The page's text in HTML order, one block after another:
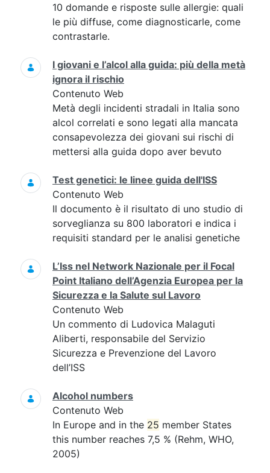
10 domande e risposte sulle allergie: quali
le più diffuse, come diagnosticarle, come
contrastarle.
I giovani e l’alcol alla guida: più della metà
ignora il rischio
Contenuto Web
Metà degli incidenti stradali in Italia sono
alcol correlati e sono legati alla mancata
consapevolezza dei giovani sui rischi di
mettersi alla guida dopo aver bevuto
Test genetici: le linee guida dell'ISS
Contenuto Web
Il documento è il risultato di uno studio di
sorveglianza su 800 laboratori e indica i
requisiti standard per le analisi genetiche
L’Iss nel Network Nazionale per il Focal
Point Italiano dell’Agenzia Europea per la
Sicurezza e la Salute sul Lavoro
Contenuto Web
Un commento di Ludovica Malaguti
Aliberti, responsabile del Servizio
Sicurezza e Prevenzione del Lavoro
dell’ISS
Alcohol numbers
Contenuto Web
In Europe and in the 25 member States
this number reaches 7,5 % (Rehm, WHO,
2005)